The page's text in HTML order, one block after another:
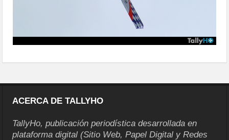
ACERCA DE TALLYHO
TallyHo, publicación periodística desarrollada en
plataforma digital (Sitio Web, Papel Digital y Redes